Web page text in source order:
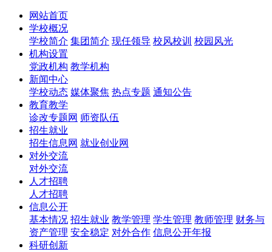
网站首页
学校概况
学校简介 集团简介 现任领导 校风校训 校园风光
机构设置
党政机构 教学机构
新闻中心
学校动态 媒体聚焦 热点专题 通知公告
教育教学
诊改专题网 师资队伍
招生就业
招生信息网 就业创业网
对外交流
对外交流
人才招聘
人才招聘
信息公开
基本情况 招生就业 教学管理 学生管理 教师管理 财务与
资产管理 安全稳定 对外合作 信息公开年报
科研创新